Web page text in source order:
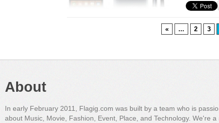
« ... 2 3
About
In early February 2011, Flagig.com was built by a team who is
about Music, Movie, Fashion, Event, Place, and Technology. We're a